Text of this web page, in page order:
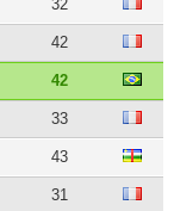
32
42
42
33
43
31